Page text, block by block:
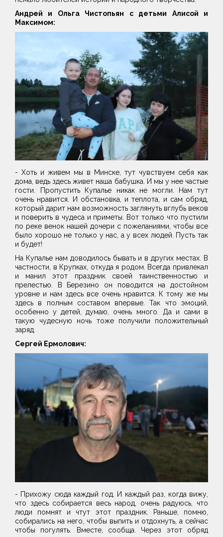
Андрей и Ольга Чистопьян с детьми Алисой и
Максимом:
- Хоть и живем мы в Минске, тут чувствуем себя как
дома, ведь здесь живет наша бабушка. И мы у нее частые
гости. Пропустить Купалье никак не могли. Нам тут
очень нравится. И обстановка, и теплота, и сам обряд,
который дарит нам возможность заглянуть вглубь веков
и поверить в чудеса и приметы. Вот только что пустили
по реке венок нашей дочери с пожеланиями, чтобы все
было хорошо не только у нас, а у всех людей. Пусть так
и будет!
На Купалье нам доводилось бывать и в других местах. В
частности, в Крупках, откуда я родом. Всегда привлекал
и манил этот праздник своей таинственностью и
прелестью. В Березино он поводится на достойном
уровне и нам здесь все очень нравится. К тому же мы
здесь в полным составом впервые. Так что эмоций,
особенно у детей, думаю, очень много. Да и сами в
такую чудесную ночь тоже получили положительный
заряд.
Сергей Ермолович:
- Прихожу сюда каждый год. И каждый раз, когда вижу,
что здесь собирается весь народ, очень радуюсь, что
люди помнят и чтут этот праздник. Раньше, помню,
собирались на него, чтобы выпить и отдохнуть, а сейчас
чтобы погулять. Вместе, сообща. Через этот обряд